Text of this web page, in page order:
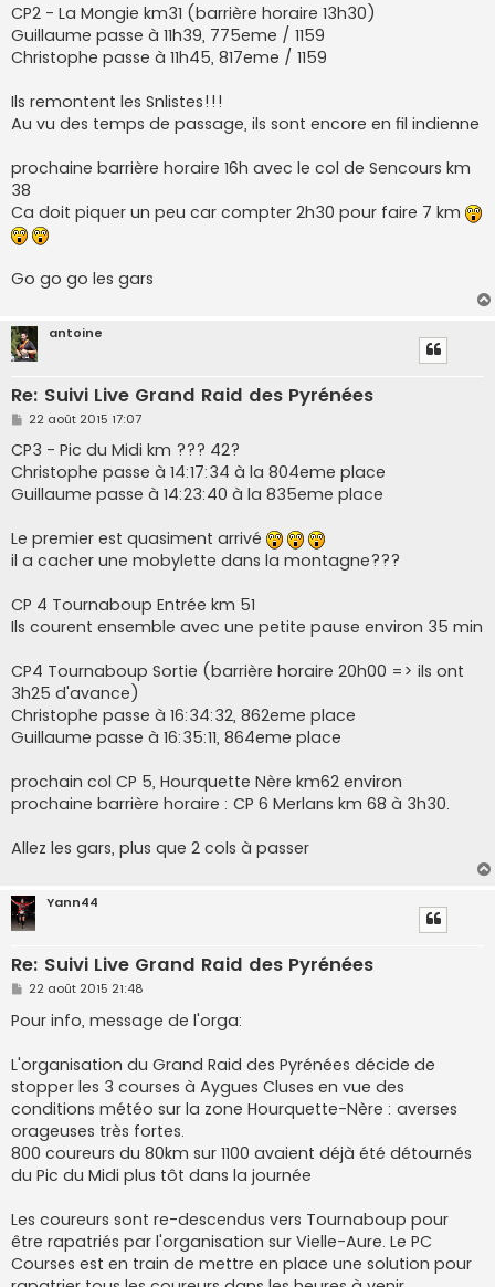
CP2 - La Mongie km31 (barrière horaire 13h30)
Guillaume passe à 11h39, 775eme / 1159
Christophe passe à 11h45, 817eme / 1159
Ils remontent les Snlistes!!!
Au vu des temps de passage, ils sont encore en fil indienne
prochaine barrière horaire 16h avec le col de Sencours km
38
Ca doit piquer un peu car compter 2h30 pour faire 7 km
Go go go les gars
antoine
Re: Suivi Live Grand Raid des Pyrénées
M
s
s
a
g
e
22 août 2015 17:07
CP3 - Pic du Midi km ??? 42?
Christophe passe à 14:17:34 à la 804eme place
Guillaume passe à 14:23:40 à la 835eme place
Le premier est quasiment arrivé
il a cacher une mobylette dans la montagne???
CP 4 Tournaboup Entrée km 51
Ils courent ensemble avec une petite pause environ 35 min
CP4 Tournaboup Sortie (barrière horaire 20h00 => ils ont
3h25 d'avance)
Christophe passe à 16:34:32, 862eme place
Guillaume passe à 16:35:11, 864eme place
prochain col CP 5, Hourquette Nère km62 environ
prochaine barrière horaire : CP 6 Merlans km 68 à 3h30.
Allez les gars, plus que 2 cols à passer
Yann44
Re: Suivi Live Grand Raid des Pyrénées
M
s
s
g
e
22 août 2015 21:48
Pour info, message de l'orga:
L'organisation du Grand Raid des Pyrénées décide de
stopper les 3 courses à Aygues Cluses en vue des
conditions météo sur la zone Hourquette-Nère : averses
orageuses très fortes.
800 coureurs du 80km sur 1100 avaient déjà été détournés
du Pic du Midi plus tôt dans la journée
Les coureurs sont re-descendus vers Tournaboup pour
être rapatriés par l'organisation sur Vielle-Aure. Le PC
Courses est en train de mettre en place une solution pour